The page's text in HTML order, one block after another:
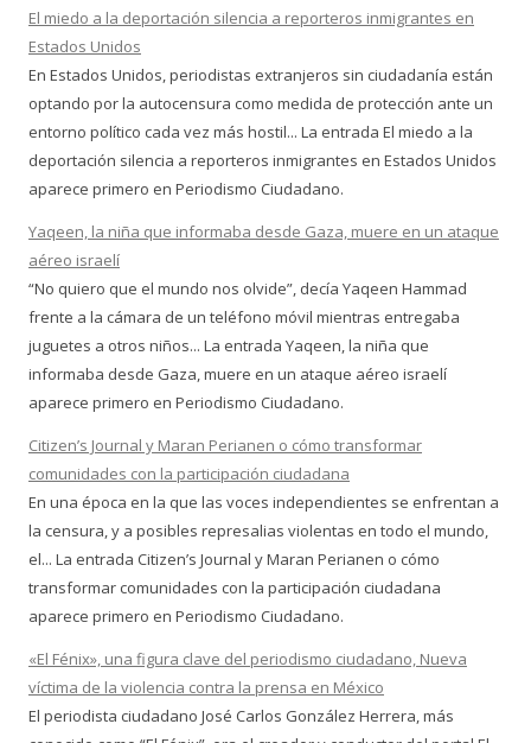
El miedo a la deportación silencia a reporteros inmigrantes en
Estados Unidos
En Estados Unidos, periodistas extranjeros sin ciudadanía están
optando por la autocensura como medida de protección ante un
entorno político cada vez más hostil... La entrada El miedo a la
deportación silencia a reporteros inmigrantes en Estados Unidos
aparece primero en Periodismo Ciudadano.
Yaqeen, la niña que informaba desde Gaza, muere en un ataque
aéreo israelí
“No quiero que el mundo nos olvide”, decía Yaqeen Hammad
frente a la cámara de un teléfono móvil mientras entregaba
juguetes a otros niños... La entrada Yaqeen, la niña que
informaba desde Gaza, muere en un ataque aéreo israelí
aparece primero en Periodismo Ciudadano.
Citizen’s Journal y Maran Perianen o cómo transformar
comunidades con la participación ciudadana
En una época en la que las voces independientes se enfrentan a
la censura, y a posibles represalias violentas en todo el mundo,
el... La entrada Citizen’s Journal y Maran Perianen o cómo
transformar comunidades con la participación ciudadana
aparece primero en Periodismo Ciudadano.
«El Fénix», una figura clave del periodismo ciudadano, Nueva
víctima de la violencia contra la prensa en México
El periodista ciudadano José Carlos González Herrera, más